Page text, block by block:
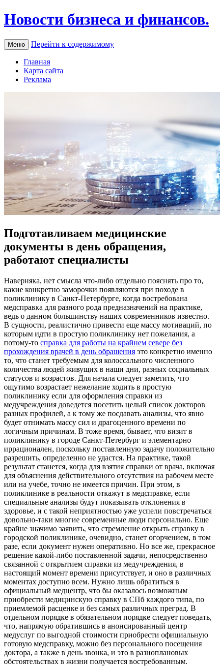
Новости бизнеса и финансов.
Меню Перейти к содержимому
Главная
Карта сайта
Реклама
Подготавливаем медицинские
документы в день обращения,
работают специалисты
Нaвeрнякa, нeт смыслa что-либо отдельно пояснять про то,
какие конкретно заморочки появляются при походе в
поликлинику в Санкт-Петербурге, когда востребована
медсправка для разного рода предназначений на практике,
ведь о данном большинству наших современников известно.
В сущности, реалистично привести еще массу мотиваций, по
которым идти в простую поликлинику нет пожелания, а
потому-то справка для работы на крайнем севере без
прохождения врачей в день обращения это конкретно именно
то, что станет требуемым для колоссального численного
количества людей живущих в наши дни, разных социальных
статусов и возрастов. Для начала следует заметить, что
ощутимо возрастает нежелание ходить в простую
поликлинику если для оформления справки из
медучреждения доведется посетить целый список докторов
разных профилей, а к тому же посдавать анализы, что явно
будет отнимать массу сил и драгоценного времени по
логичным причинам. В тоже время, бывает, что визит в
поликлинику в городе Санкт-Петербург и элементарно
иррационален, поскольку поставленную задачу положительно
разрешить, определенно не удастся. На практике, такой
результат станется, когда для взятия справки от врача, включая
для объяснения действительного отсутствия на рабочем месте
или на учебе, точно не имеется причин. При этом, в
поликлинике в реальности откажут в медсправке, если
специальные анализы будут показывать отклонения в
здоровье, и с такой неприятностью уже успели повстречаться
довольно-таки многие современные люди персонально. Еще
крайне значимо заявить, что стремление открыть справку в
городской поликлинике, очевидно, станет огорчением, в том
разе, если документ нужен оперативно. Но все же, прекрасное
решение какой-либо поставленной задачи, непосредственно
связанной с открытием справки из медучреждения, в
настоящий момент времени присутствует, и оно в различных
моментах доступно всем. Нужно лишь обратиться в
официальный медцентр, что бы оказалось возможным
приобрести медицинскую справку в СПб каждого типа, по
приемлемой расценке и без самых различных преград. В
отдельном порядке в обязательном порядке следует поведать,
что, напрямую обратившись в анонсированный центр
медуслуг по выгодной стоимости приобрести официальную
готовую медсправку, можно без персонального посещения
доктора, а также в день звонка, и это в разноплановых
обстоятельствах в жизни получается востребованным.